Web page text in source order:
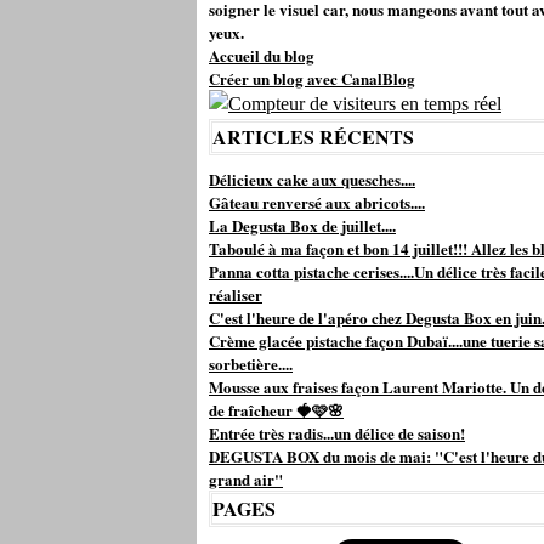
soigner le visuel car, nous mangeons avant tout
yeux.
Accueil du blog
Créer un blog avec CanalBlog
ARTICLES RÉCENTS
Délicieux cake aux quesches....
Gâteau renversé aux abricots....
La Degusta Box de juillet....
Taboulé à ma façon et bon 14 juillet!!! Allez les
Panna cotta pistache cerises....Un délice très
réaliser
C'est l'heure de l'apéro chez Degusta Box en
Crème glacée pistache façon Dubaï....une tuerie
sorbetière....
Mousse aux fraises façon Laurent Mariotte. Un
de fraîcheur 🍓🩷🌸
Entrée très radis...un délice de saison!
DEGUSTA BOX du mois de mai: "C'est l'heure
grand air"
PAGES